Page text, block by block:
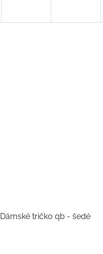
Dámské tričko qb - šedé